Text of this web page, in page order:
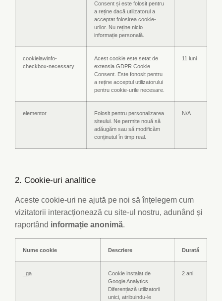
Consent și este folosit pentru
a reține dacă utilizatorul a
acceptat folosirea cookie-
urilor. Nu reține nicio
informație personală.
cookielawinfo-
checkbox-necessary
Acest cookie este setat de
extensia GDPR Cookie
Consent. Este fonosit pentru
a reține acceptul utilizatorului
pentru cookie-urile necesare.
11 luni
elementor
Folosit pentru personalizarea
siteului. Ne permite nouă să
adăugăm sau să modificăm
conținutul în timp real.
N/A
2. Cookie-uri analitice
Aceste cookie-uri ne ajută pe noi să înțelegem cum
vizitatorii interacționează cu site-ul nostru, adunând și
raportând informație anonimă.
Nume cookie Descriere Durată
_ga
Cookie instalat de
Google Analytics.
Diferențiază utilizatorii
unici, atribuindu-le
2 ani